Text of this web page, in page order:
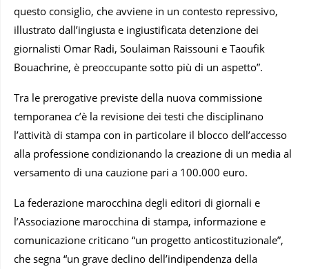
questo consiglio, che avviene in un contesto repressivo,
illustrato dall’ingiusta e ingiustificata detenzione dei
giornalisti Omar Radi, Soulaiman Raissouni e Taoufik
Bouachrine, è preoccupante sotto più di un aspetto”.
Tra le prerogative previste della nuova commissione
temporanea c’è la revisione dei testi che disciplinano
l’attività di stampa con in particolare il blocco dell’accesso
alla professione condizionando la creazione di un media al
versamento di una cauzione pari a 100.000 euro.
La federazione marocchina degli editori di giornali e
l’Associazione marocchina di stampa, informazione e
comunicazione criticano “un progetto anticostituzionale”,
che segna “un grave declino dell’indipendenza della